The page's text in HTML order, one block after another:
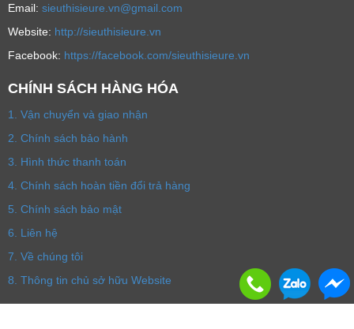
Email: sieuthisieure.vn@gmail.com
Website: http://sieuthisieure.vn
Facebook: https://facebook.com/sieuthisieure.vn
CHÍNH SÁCH HÀNG HÓA
1. Vận chuyển và giao nhận
2. Chính sách bảo hành
3. Hình thức thanh toán
4. Chính sách hoàn tiền đổi trả hàng
5. Chính sách bảo mật
6. Liên hệ
7. Về chúng tôi
8. Thông tin chủ sở hữu Website